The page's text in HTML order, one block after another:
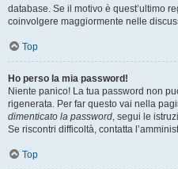
database. Se il motivo è quest’ultimo
coinvolgere maggiormente nelle
Top
Ho perso la mia password!
Niente panico! La tua password non
rigenerata. Per far questo vai nella
dimenticato la password, segui le
Se riscontri difficoltà, contatta
Top